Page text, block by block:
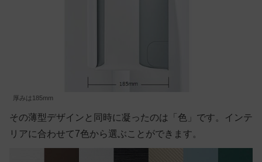
厚みは185mm
その薄型デザインと同時に凝ったのは「色」です。インテ
リアに合わせて7色から選ぶことができます。